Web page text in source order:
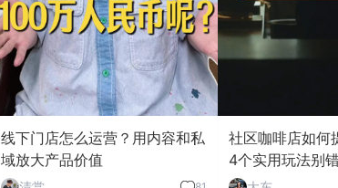
线下门店怎么运营？用内容和私
域放大产品价值
社区咖啡店如何
4个实用玩法别